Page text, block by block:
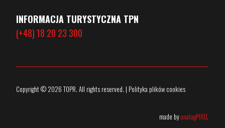
INFORMACJA TURYSTYCZNA TPN
(+48) 18 20 23 300
Copyright © 2026 TOPR. All rights reserved. | Polityka plików cookies
made byanalogPIXEL